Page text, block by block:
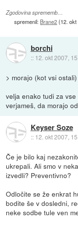
Zgodovina sprememb…
spremenil: Brane2(12.
borchi
:: 12. okt 2007,
> morajo (kot vsi
velja enako tudi za
verjameš, da morajo
Keyser Soze
:: 12. okt 2007,
Če je bilo kaj
ukrepali. Ali smo v
izvedli? Preventivno?
Odločite se že enkrat
bodite še v dosledni,
neke sodbe tule ven